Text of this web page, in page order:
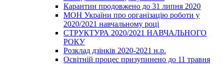
Карантин продовжено до 31 липня 2020
МОН України про організацію роботи у
2020/2021 навчальному році
СТРУКТУРА 2020/2021 НАВЧАЛЬНОГО
РОКУ
Розклад дзінків 2020-2021 н.р.
Освітній процес призупинено до 11 травня